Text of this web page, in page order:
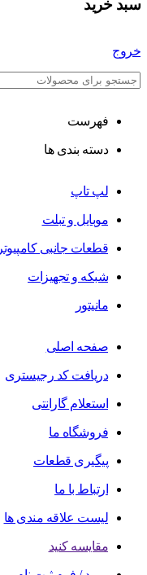
سبد خرید
خروج
فهرست
دسته بندی ها
لپ تاپ
موبایل و تبلت
قطعات جانبی کامپیوتر
شبکه و تجهیزات
مانیتور
صفحه اصلی
دریافت کد رجیستری
استعلام گارانتی
فروشگاه ما
پیگیری قطعات
ارتباط با ما
لیست علاقه مندی ها
مقایسه کنید